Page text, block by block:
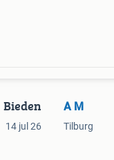
Bieden
14 jul 26
A M
Tilburg